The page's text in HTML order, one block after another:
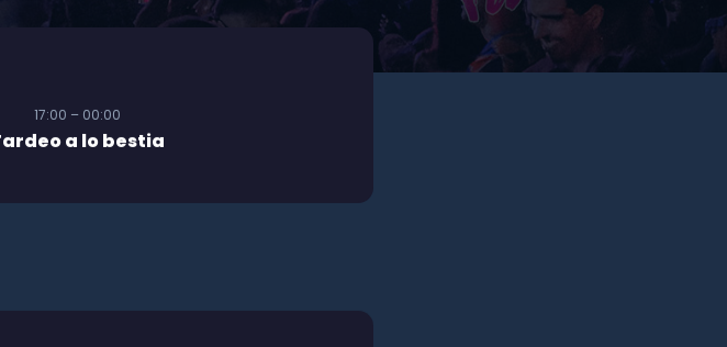
17:00 – 00:00
a lo bestia